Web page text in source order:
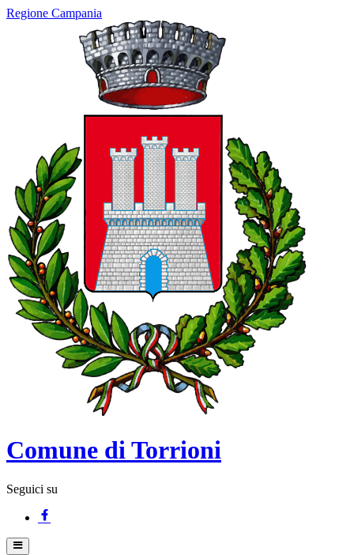
Regione Campania
Comune di Torrioni
Seguici su